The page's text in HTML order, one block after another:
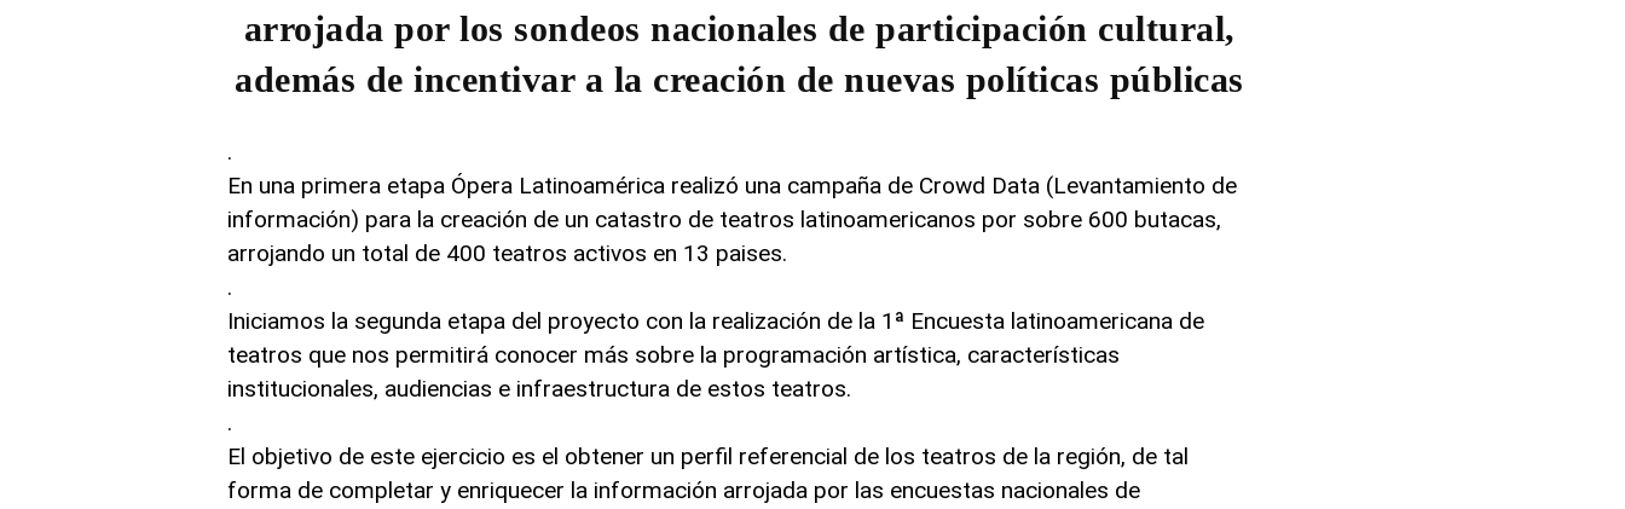
arrojada por los sondeos nacionales de participación cultural,
además de incentivar a la creación de nuevas políticas públicas
.
En una primera etapa Ópera Latinoamérica realizó una campaña de Crowd Data (Levantamiento de
información) para la creación de un catastro de teatros latinoamericanos por sobre 600 butacas,
arrojando un total de 400 teatros activos en 13 paises.
.
Iniciamos la segunda etapa del proyecto con la realización de la 1ª Encuesta latinoamericana de
teatros que nos permitirá conocer más sobre la programación artística, características
institucionales, audiencias e infraestructura de estos teatros.
.
El objetivo de este ejercicio es el obtener un perfil referencial de los teatros de la región, de tal
forma de completar y enriquecer la información arrojada por las encuestas nacionales de